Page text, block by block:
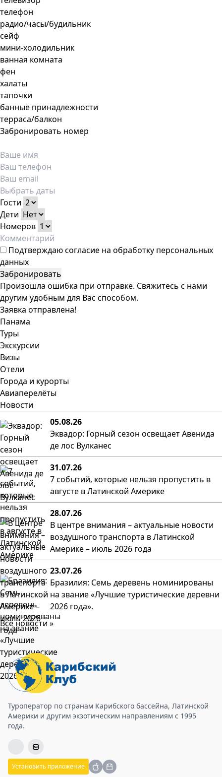
телефон
радио/часы/будильник
сейф
мини-холодильник
ванная комната
фен
халаты
тапочки
банные принадлежности
терраса/балкон
Забронировать номер
Гости
Дети
Номеров
Подтверждаюсогласие на обработку персональных
данных
Забронировать
Произошла ошибка при отправке. Свяжитесь с нами
другим удобным для Вас способом.
Заявка отправлена!
Панама
Туры
Экскурсии
Визы
Отели
Города и курорты
Авиаперелёты
Новости
05.08.26
Эквадор: Горный сезон освещает Авенида
де лос Вулканес
31.07.26
7 событий, которые нельзя пропустить в
августе в Латинской Америке
28.07.26
В центре внимания – актуальные новости
воздушного транспорта в Латинской
Америке – июль 2026 года
23.07.26
Бразилия: Семь деревень номинированы
на звание «Лучшие туристические деревни
2026 года».
Все новости »
Туроператор по странам Карибского бассейна, Латинской
Америки и другим экзотическим направлениям с 1995
года.
Установить приложение